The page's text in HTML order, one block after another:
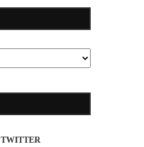
“เรือไฟฟ้า” พร้อมวิ่งเต็มรูปแบบ เ
“คลองผดุงกรุงเกษม” พ.ย.นี้
TWITTER